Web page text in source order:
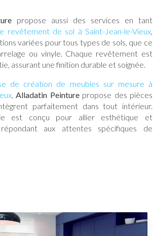
propose aussi des services en tant
revêtement de sol à Saint-Jean-le-Vieux,
variées pour tous types de sols, que ce
ou vinyle. Chaque revêtement est
assurant une finition durable et soignée.
de création de meubles sur mesure à
Alladatin Peinturepropose des pièces
parfaitement dans tout intérieur.
est conçu pour allier esthétique et
aux attentes spécifiques de